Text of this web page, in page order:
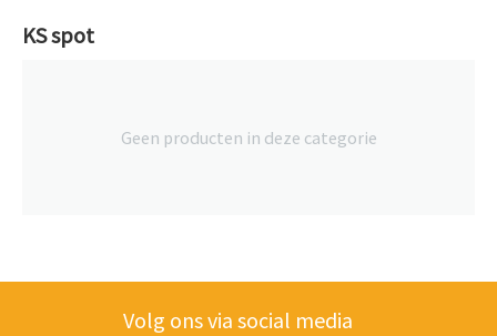
KS spot
Geen producten in deze categorie
Volg ons via social media